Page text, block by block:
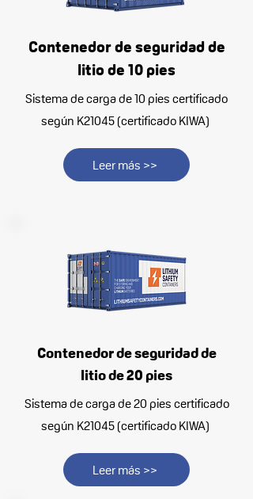
Contenedor de seguridad de
litio de 10 pies
Sistema de carga de 10 pies certificado
según K21045 (certificado KIWA)
Leer más >>
Contenedor de seguridad de
litio de 20 pies
Sistema de carga de 20 pies certificado
según K21045 (certificado KIWA)
Leer más >>